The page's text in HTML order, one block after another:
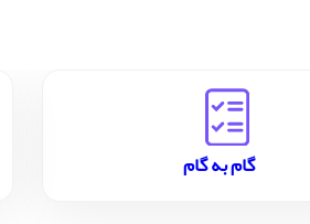
گام به گام